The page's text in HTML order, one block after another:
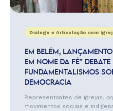
Diálogo e Articulação com
EM BELÉM,
EM NOME DA FÉ”
FUNDAMENTALISMOS
DEMOCRACIA
Representantes de igrejas,
movimentos sociais e